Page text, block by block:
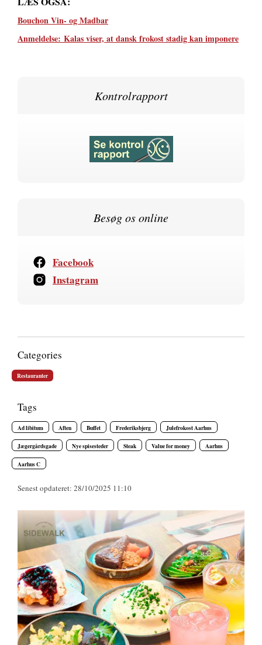
Bouchon Vin- og Madbar
Anmeldelse: Kalas viser, at dansk frokost stadig kan imponere
Kontrolrapport
Besøg os online
Facebook
Instagram
Categories
Restauranter
Tags
Ad libitum Aften Buffet Frederiksbjerg Julefrokost Aarhus
Jægergårdsgade Nye spisesteder Steak Value for money Aarhus
Aarhus C
Senest opdateret: 28/10/2025 11:10